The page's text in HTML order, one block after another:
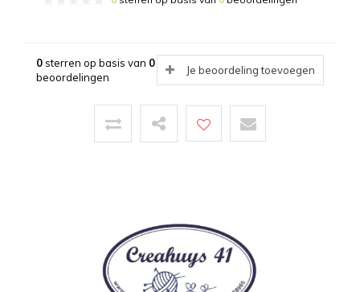
0sterren op basis van 0
beoordelingen
Je beoordeling toevoegen